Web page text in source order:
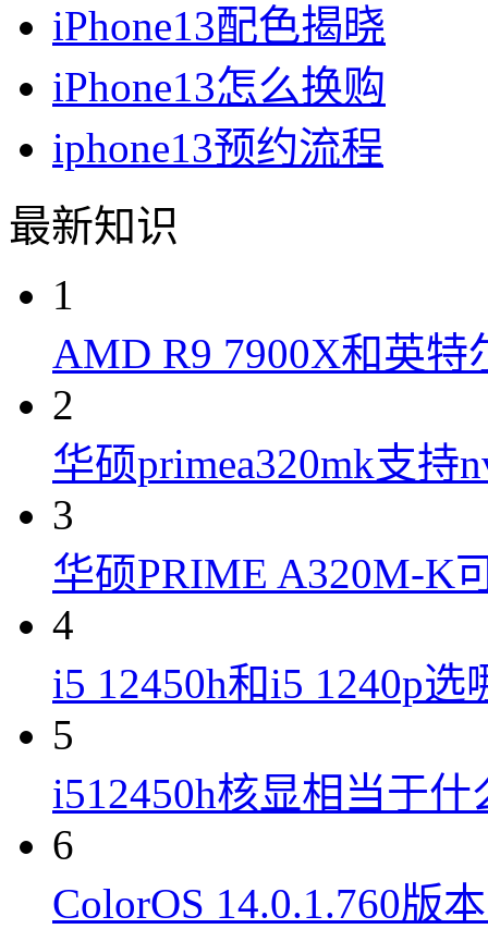
iPhone13配色揭晓
iPhone13怎么换购
iphone13预约流程
最新知识
1
AMD R9 7900X和英特
2
华硕primea320mk支持
3
华硕PRIME A320M-K
4
i5 12450h和i5 1240p选
5
i512450h核显相当于什
6
ColorOS 14.0.1.760版